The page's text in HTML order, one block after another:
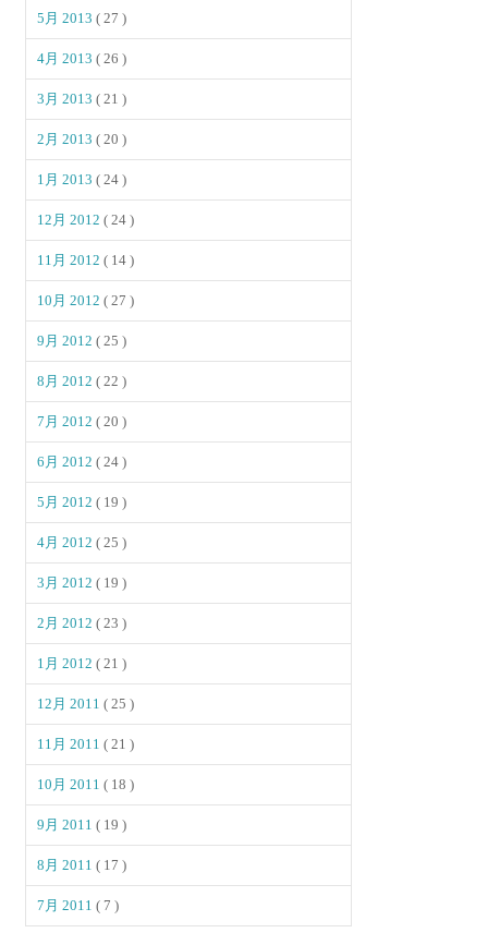
5月 2013( 27 )
4月 2013( 26 )
3月 2013( 21 )
2月 2013( 20 )
1月 2013( 24 )
12月 2012( 24 )
11月 2012( 14 )
10月 2012( 27 )
9月 2012( 25 )
8月 2012( 22 )
7月 2012( 20 )
6月 2012( 24 )
5月 2012( 19 )
4月 2012( 25 )
3月 2012( 19 )
2月 2012( 23 )
1月 2012( 21 )
12月 2011( 25 )
11月 2011( 21 )
10月 2011( 18 )
9月 2011( 19 )
8月 2011( 17 )
7月 2011( 7 )